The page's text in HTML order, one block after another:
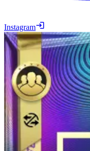
Instagram